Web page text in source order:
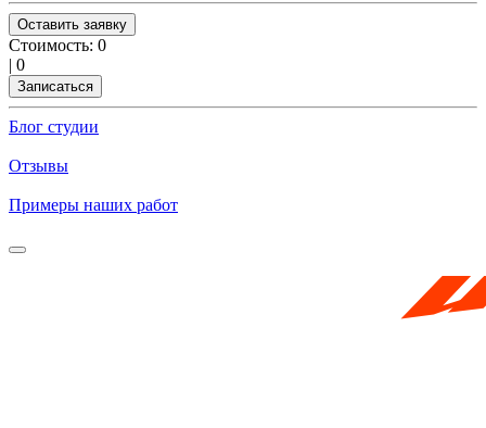
Оставить заявку
Стоимость: 0
| 0
Записаться
Блог студии
Отзывы
Примеры наших работ